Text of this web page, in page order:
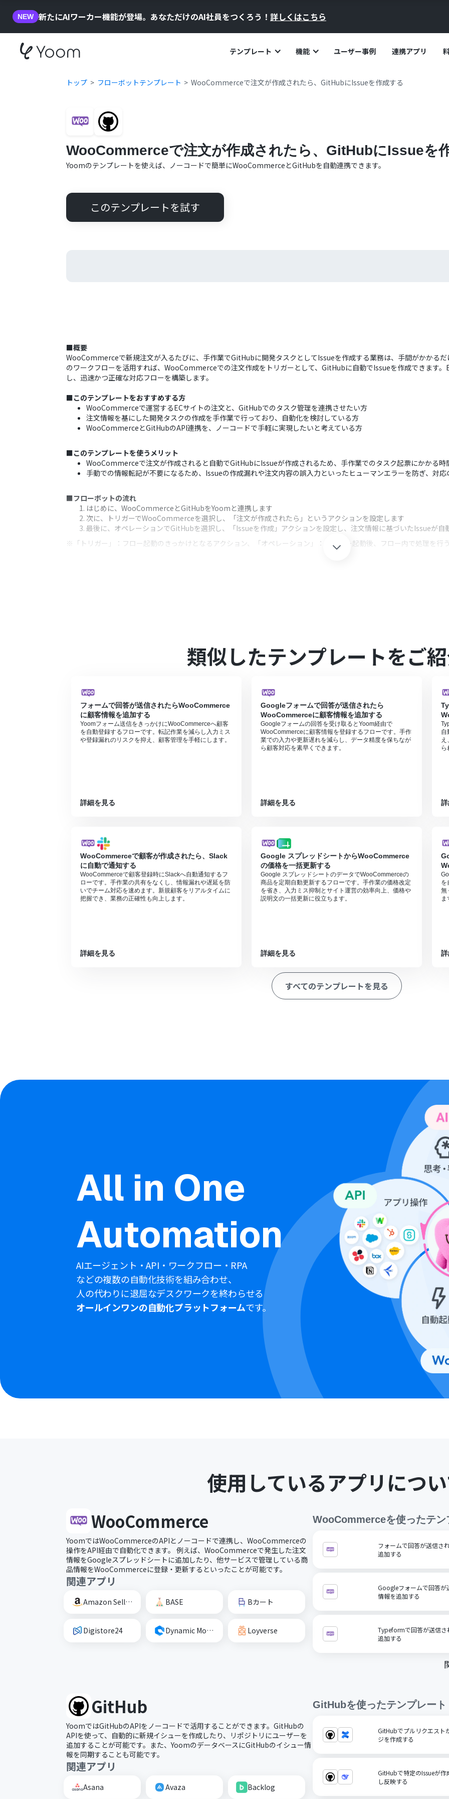
NEW 新たにAIワーカー機能が登場。あなただけのAI社員をつくろう！ 詳しくはこちら
テンプレート 機能 ユーザー事例 連携アプリ
トップ フローボットテンプレート WooCommerceで注文が作成されたら、GitHubにIssueを作成する
WooCommerceで注文が作成されたら、GitHubにIssueを
Yoomのテンプレートを使えば、ノーコードで簡単にWooCommerceとGitHubを自動連携できます。
このテンプレートを試す
■概要
WooCommerceで新規注文が入るたびに、手作業でGitHubに開発タスクとしてIssueを作成する業務は、手間がかかる
のワークフローを活用すれば、WooCommerceでの注文作成をトリガーとして、GitHubに自動でIssueを作成できます
し、迅速かつ正確な対応フローを構築します。
■このテンプレートをおすすめする方
WooCommerceで運営するECサイトの注文と、GitHubでのタスク管理を連携させたい方
注文情報を基にした開発タスクの作成を手作業で行っており、自動化を検討している方
WooCommerceとGitHubのAPI連携を、ノーコードで手軽に実現したいと考えている方
■このテンプレートを使うメリット
WooCommerceで注文が作成されると自動でGitHubにIssueが作成されるため、手作業でのタスク起票にかかる時
手動での情報転記が不要になるため、Issueの作成漏れや注文内容の誤入力といったヒューマンエラーを防ぎ、対
■フローボットの流れ
はじめに、WooCommerceとGitHubをYoomと連携します
次に、トリガーでWooCommerceを選択し、「注文が作成されたら」というアクションを設定します
最後に、オペレーションでGitHubを選択し、「Issueを作成」アクションを設定し、注文情報に基づいたIssueが自
※「トリガー」：フロー起動のきっかけとなるアクション、「オペレーション」：トリガー起動後、フロー内で処理を行
類似したテンプレートをご
フォームで回答が送信されたらWooCommerce
に顧客情報を追加する
Yoomフォーム送信をきっかけにWooCommerceへ顧客
を自動登録するフローです。転記作業を減らし入力ミス
や登録漏れのリスクを抑え、顧客管理を手軽にします。
詳細を見る
Googleフォームで回答が送信されたら
WooCommerceに顧客情報を追加する
Googleフォームの回答を受け取るとYoom経由で
WooCommerceに顧客情報を登録するフローです。手作
業での入力や更新遅れを減らし、データ精度を保ちなが
ら顧客対応を素早くできます。
詳細を見る
自
ら
WooCommerceで顧客が作成されたら、Slack
に自動で通知する
WooCommerceで顧客登録時にSlackへ自動通知するフ
ローです。手作業の共有をなくし、情報漏れや遅延を防
いでチーム対応を速めます。新規顧客をリアルタイムに
把握でき、業務の正確性も向上します。
詳細を見る
Google スプレッドシートからWooCommerce
の価格を一括更新する
Google スプレッドシートのデータでWooCommerceの
商品を定期自動更新するフローです。手作業の価格改定
を省き、入力ミス抑制とサイト運営の効率向上、価格や
説明文の一括更新に役立ちます。
詳細を見る
を
無
ま
すべてのテンプレートを見る
All in One
Automation
AIエージェント・API・ワークフロー・RPA
などの複数の自動化技術を組み合わせ、
人の代わりに退屈なデスクワークを終わらせる
オールインワンの自動化プラットフォームです。
使用しているアプリにつ
WooCommerce
YoomではWooCommerceのAPIとノーコードで連携し、WooCommerceの
操作をAPI経由で自動化できます。 例えば、WooCommerceで発生した注文
情報をGoogleスプレッドシートに追加したり、他サービスで管理している商
品情報をWooCommerceに登録・更新するといったことが可能です。
関連アプリ
Amazon Seller Central BASE Bカート
Digistore24 Dynamic Mockups Loyverse
WooCommerceを使ったテン
フォームで回答が送信さ
追加する
Googleフォームで回答
情報を追加する
Typeformで回答が送信
追加する
GitHub
YoomではGitHubのAPIをノーコードで活用することができます。GitHubの
APIを使って、自動的に新規イシューを作成したり、リポジトリにユーザーを
追加することが可能です。また、YoomのデータベースにGitHubのイシュー情
報を同期することも可能です。
関連アプリ
Asana Avaza Backlog
GitHubを使ったテンプレート
GitHubでプルリクエスト
ジを作成する
GitHubで特定のIssueが
し反映する